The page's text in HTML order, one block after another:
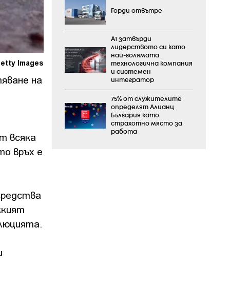
Images
на
всяка
връх е
Горди отвътре
А1 затвърди
лидерството си като
най-голямата
технологична компания
и системен
интегратор
75% от служителите
определят Алианц
България като
страхотно място за
работа